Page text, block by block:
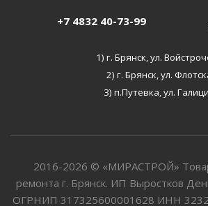
+7 4832 40-73-99
1) г. Брянск, ул.
2) г. Брянск, ул.
3) п.Путевка, ул.
2016-2026 © «МИРАСТРОЙ»
ремонта г. Брянск. ИП Выростков
ОГРНИП 317325600001628 ИНН